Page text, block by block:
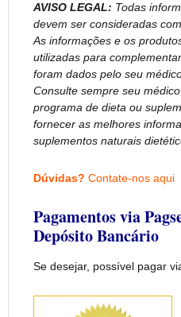
AVISO LEGAL: Todas
devem ser consideradas
As informações e os
utilizadas para
foram dados pelo seu
Consulte sempre seu
programa de dieta ou
fornecer as melhores
suplementos naturais
Dúvidas? Contate-nos aqui
Pagamentos via
Depósito Bancário
Se desejar, possível pagar